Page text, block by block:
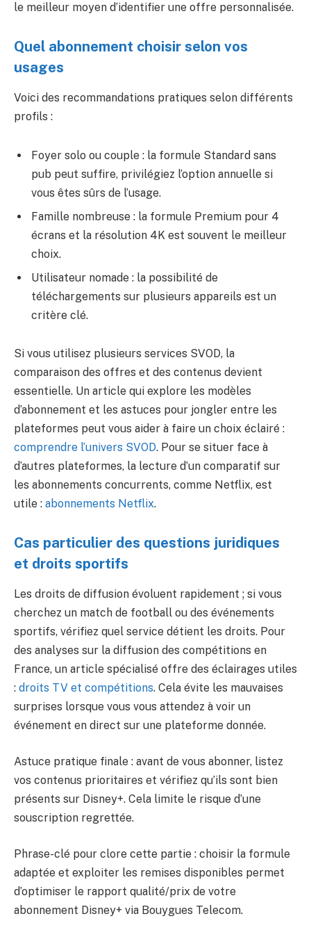
le meilleur moyen d’identifier une offre personnalisée.
Quel abonnement choisir selon vos
usages
Voici des recommandations pratiques selon différents
profils :
Foyer solo ou couple : la formule Standard sans
pub peut suffire, privilégiez l’option annuelle si
vous êtes sûrs de l’usage.
Famille nombreuse : la formule Premium pour 4
écrans et la résolution 4K est souvent le meilleur
choix.
Utilisateur nomade : la possibilité de
téléchargements sur plusieurs appareils est un
critère clé.
Si vous utilisez plusieurs services SVOD, la
comparaison des offres et des contenus devient
essentielle. Un article qui explore les modèles
d’abonnement et les astuces pour jongler entre les
plateformes peut vous aider à faire un choix éclairé :
comprendre l’univers SVOD. Pour se situer face à
d’autres plateformes, la lecture d’un comparatif sur
les abonnements concurrents, comme Netflix, est
utile : abonnements Netflix.
Cas particulier des questions juridiques
et droits sportifs
Les droits de diffusion évoluent rapidement ; si vous
cherchez un match de football ou des événements
sportifs, vérifiez quel service détient les droits. Pour
des analyses sur la diffusion des compétitions en
France, un article spécialisé offre des éclairages utiles
: droits TV et compétitions. Cela évite les mauvaises
surprises lorsque vous vous attendez à voir un
événement en direct sur une plateforme donnée.
Astuce pratique finale : avant de vous abonner, listez
vos contenus prioritaires et vérifiez qu’ils sont bien
présents sur Disney+. Cela limite le risque d’une
souscription regrettée.
Phrase-clé pour clore cette partie : choisir la formule
adaptée et exploiter les remises disponibles permet
d’optimiser le rapport qualité/prix de votre
abonnement Disney+ via Bouygues Telecom.